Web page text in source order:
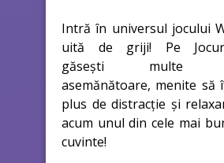
Intră în universul jocului
uită de griji! Pe
găsești multe
asemănătoare, menite să
plus de distracție și
acum unul din cele mai
cuvinte!